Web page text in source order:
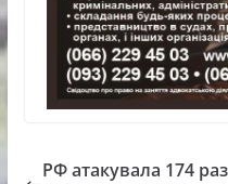
РФ атакувала 174